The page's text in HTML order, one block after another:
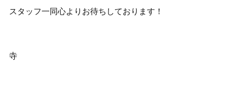
スタッフ一同心よりお待ちしております！
寺